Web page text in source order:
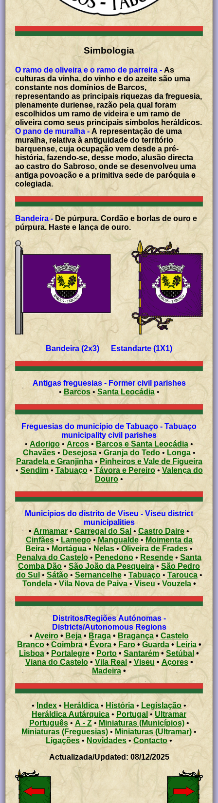
Simbologia
O ramo de oliveira e o ramo de parreira - As
culturas da vinha, do vinho e do azeite são uma
constante nos domínios de Barcos,
representando as principais riquezas da freguesia,
plenamente duriense, razão pela qual foram
escolhidos um ramo de videira e um ramo de
oliveira como seus principais símbolos heráldicos.
O pano de muralha - A representação de uma
muralha, relativa à antiguidade do território
barquense, cuja ocupação vem desde a pré-
história, fazendo-se, desse modo, alusão directa
ao castro do Sabroso, onde se desenvolveu uma
antiga povoação e a primitiva sede de paróquia e
colegiada.
Bandeira - De púrpura. Cordão e borlas de ouro e
púrpura. Haste e lança de ouro.
Bandeira (2x3) Estandarte (1X1)
Antigas freguesias - Former civil parishes
•Barcos• Santa Leocádia•
Freguesias do município de Tabuaço - Tabuaço
municipality civil parishes
• Adorigo • Arcos • Barcos e Santa Leocádia •
Chavães• Desejosa• Granja do Tedo• Longa•
Paradela e Granjinha•
Pinheiros e Vale de Figueira
• Sendim• Tabuaço• Távora e Pereiro• Valença do
Douro •
Municípios do distrito de Viseu - Viseu district
municipalities
• Armamar •Carregal do Sal • Castro Daire •
Cinfães•Lamego• Mangualde•Moimenta da
Beira • Mortágua • Nelas •Oliveira de Frades •
Penalva do Castelo • Penedono • Resende • Santa
Comba Dão • São João da Pesqueira • São Pedro
do Sul• Sátão• Sernancelhe• Tabuaço• Tarouca•
Tondela• Vila Nova de Paiva•Viseu • Vouzela •
Distritos/Regiões Autónomas -
Districts/Autonomous Regions
• Aveiro• Beja• Braga• Bragança• Castelo
Branco• Coimbra• Évora• Faro• Guarda•Leiria•
Lisboa• Portalegre • Porto • Santarém• Setúbal •
Viana do Castelo• Vila Real • Viseu • Açores •
Madeira •
• Index • Heráldica • História • Legislação •
Heráldica Autárquica • Portugal • Ultramar
Português• A - Z• Miniaturas (Municípios)•
Miniaturas (Freguesias) • Miniaturas (Ultramar) •
Ligações • Novidades•Contacto •
Actualizada/Updated: 08/12/2025